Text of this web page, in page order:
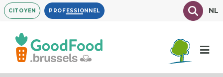
Aller
au
contenu
principal
CITOYEN PROFESSIONNEL TexteNL